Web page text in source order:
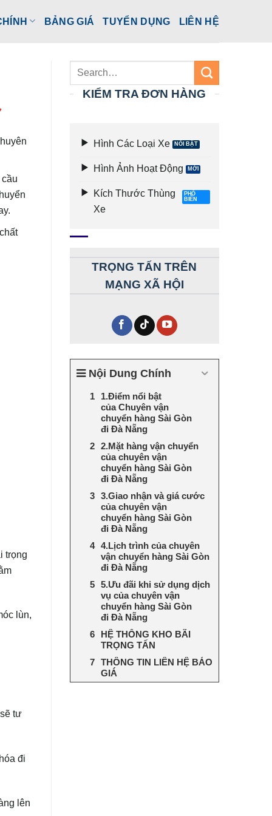
BẢNG GIÁ TUYỂN DỤNG LIÊN HỆ
trọng
lùn,
tư
đi
lên
KIỂM TRA ĐƠN HÀNG
Hình Các Loại Xe
Hình Ảnh Hoạt Động
Kích Thước Thùng
Xe
TRỌNG TẤN TRÊN
MẠNG XÃ HỘI
Nội Dung Chính
1.Điểm nổi bật
của Chuyên vận
chuyển hàng Sài Gòn
đi Đà Nẵng
2.Mặt hàng vận chuyển
của chuyên vận
chuyển hàng Sài Gòn
đi Đà Nẵng
3.Giao nhận và giá cước
của chuyên vận
chuyển hàng Sài Gòn
đi Đà Nẵng
4.Lịch trình của chuyên
vận chuyển hàng Sài Gòn
đi Đà Nẵng
5.Ưu đãi khi sử dụng dịch
vụ của chuyên vận
chuyển hàng Sài Gòn
đi Đà Nẵng
HỆ THỐNG KHO BÃI
TRỌNG TẤN
THÔNG TIN LIÊN HỆ BÁO
GIÁ